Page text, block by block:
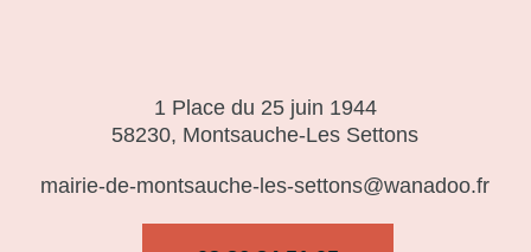
1 Place du 25 juin 1944
58230, Montsauche-Les Settons
mairie-de-montsauche-les-settons@wanadoo.fr